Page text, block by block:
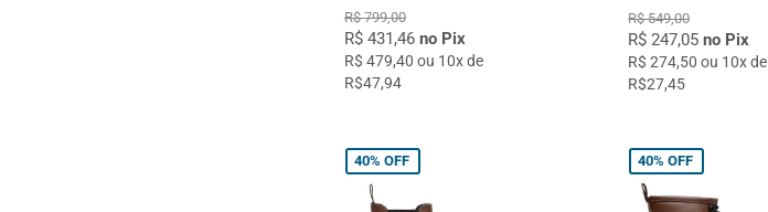
R$ 799,00
R$ 431,46 no Pix
R$ 479,40 ou 10x de
R$47,94
R$ 549,00
R$ 247,05no Pix
R$ 274,50 ou 10x de
R$27,45
40% OFF 40% OFF